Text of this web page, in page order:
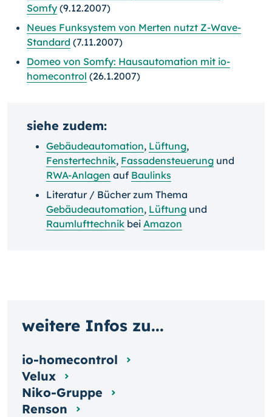
Somfy (9.12.2007)
Neues Funksystem von Merten nutzt Z-Wave-
Standard (7.11.2007)
Domeo von Somfy: Hausautomation mit io-
homecontrol (26.1.2007)
siehe zudem:
Gebäudeautomation, Lüftung,
Fenstertechnik, Fassadensteuerung und
RWA-Anlagen auf Baulinks
Literatur / Bücher zum Thema
Gebäudeautomation, Lüftung und
Raumlufttechnik bei Amazon
weitere Infos zu...
io-homecontrol
Velux
Niko-Gruppe
Renson